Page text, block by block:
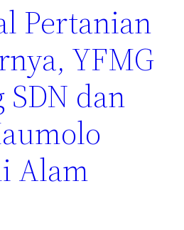
Pertanian
YFMG
SDN dan
Alam